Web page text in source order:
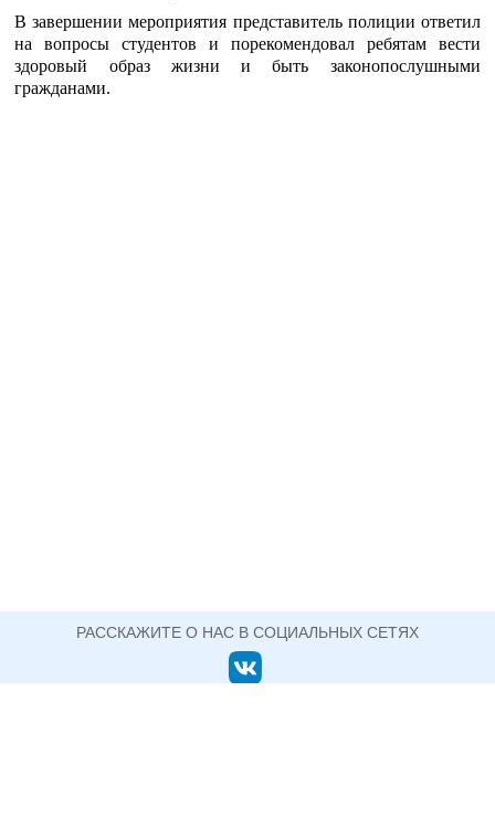
В завершении мероприятия представитель полиции ответил
на вопросы студентов и порекомендовал ребятам вести
здоровый образ жизни и быть законопослушными
гражданами.
РАССКАЖИТЕ О НАС В СОЦИАЛЬНЫХ СЕТЯХ